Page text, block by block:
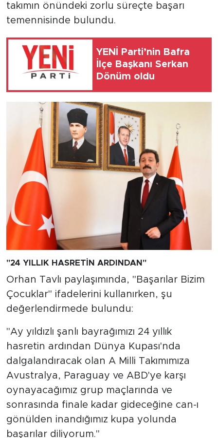
takımın önündeki zorlu süreçte başarı
temennisinde bulundu.
YENİ Parti’nin Bafra
İlçe Başkanı Serkan
Dönüm oldu
"24 YILLIK HASRETİN ARDINDAN"
Orhan Tavlı paylaşımında, "Başarılar Bizim
Çocuklar" ifadelerini kullanırken, şu
değerlendirmede bulundu:
"Ay yıldızlı şanlı bayrağımızı 24 yıllık
hasretin ardından Dünya Kupası'nda
dalgalandıracak olan A Milli Takımımıza
Avustralya, Paraguay ve ABD'ye karşı
oynayacağımız grup maçlarında ve
sonrasında finale kadar gideceğine can-ı
gönülden inandığımız kupa yolunda
başarılar diliyorum."